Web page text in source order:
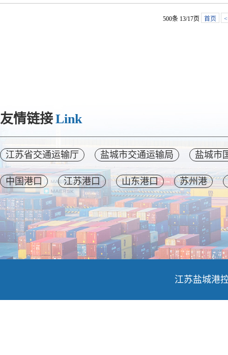
500条 13/17页 首页
友情链接Link
江苏省交通运输厅 盐城市交通运输局 盐城市
中国港口 江苏港口 山东港口 苏州港
江苏盐城港